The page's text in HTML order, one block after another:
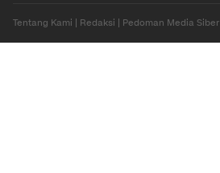
Tentang Kami Redaksi Pedoman Media Siber